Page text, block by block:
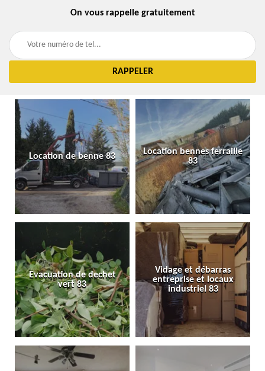
On vous rappelle gratuitement
Location de benne 83
Location bennes ferraille
83
Evacuation de dechet
vert 83
Vidage et débarras
entreprise et locaux
industriel 83